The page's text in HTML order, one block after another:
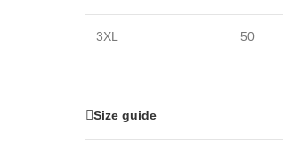
3XL 50
Size guide